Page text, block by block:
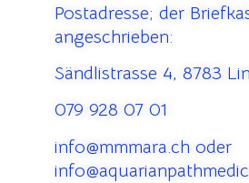
Postadresse; der
angeschrieben:
Sändlistrasse 4, 8783
079 928 07 01
info@mmmara.ch oder